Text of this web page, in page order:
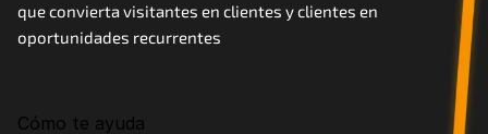
Contáctanos
Events
que convierta visitantes en clientes y clientes en
oportunidades recurrentes
Cómo te ayuda